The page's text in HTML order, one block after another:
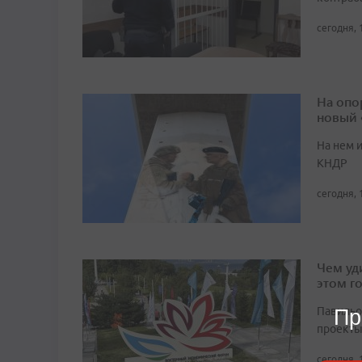
сегодня,
На
новый
На нем
КНДР
сегодня,
Чем
этом
сегодня,